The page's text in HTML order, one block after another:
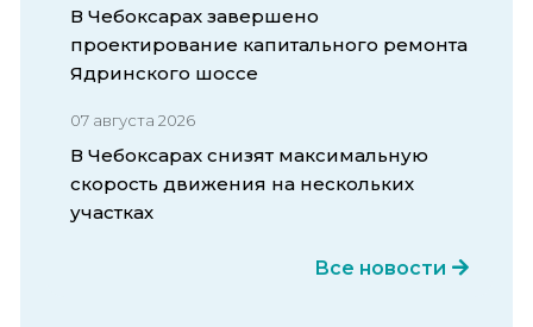
В Чебоксарах завершено
проектирование капитального ремонта
Ядринского шоссе
07 августа 2026
В Чебоксарах снизят максимальную
скорость движения на нескольких
участках
Все новости